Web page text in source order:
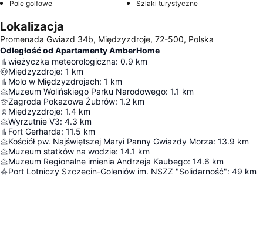
Pole golfowe Szlaki turystyczne
Lokalizacja
Promenada Gwiazd 34b, Międzyzdroje, 72-500, Polska
Odległość od Apartamenty AmberHome
wieżyczka meteorologiczna: 0.9 km
Międzyzdroje: 1 km
Molo w Międzyzdrojach: 1 km
Muzeum Wolińskiego Parku Narodowego: 1.1 km
Zagroda Pokazowa Żubrów: 1.2 km
Międzyzdroje: 1.4 km
Wyrzutnie V3: 4.3 km
Fort Gerharda: 11.5 km
Kościół pw. Najświętszej Maryi Panny Gwiazdy Morza: 13.9 km
Muzeum statków na wodzie: 14.1 km
Muzeum Regionalne imienia Andrzeja Kaubego: 14.6 km
Port Lotniczy Szczecin-Goleniów im. NSZZ "Solidarność": 49 km